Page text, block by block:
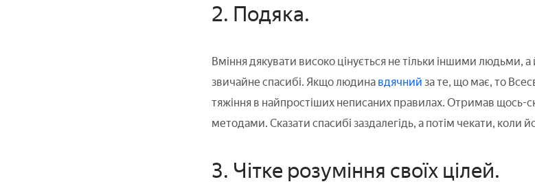
2. Подяка.
Вміння дякувати високо цінується не тільки іншими людьми,
звичайне спасибі. Якщо людинавдячний за те, що має, то
тяжіння в найпростіших неписаних правилах. Отримав щось-
методами. Сказати спасибі заздалегідь, а потім чекати, коли
3. Чітке розуміння своїх цілей.